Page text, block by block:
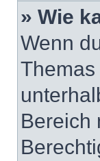
» Wie
Wenn
Themas
Bereich